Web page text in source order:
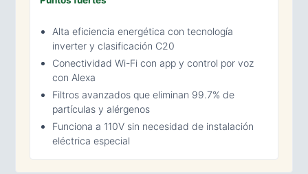
Alta eficiencia energética con tecnología
inverter y clasificación C20
Conectividad Wi-Fi con app y control por voz
con Alexa
Filtros avanzados que eliminan 99.7% de
partículas y alérgenos
Funciona a 110V sin necesidad de instalación
eléctrica especial